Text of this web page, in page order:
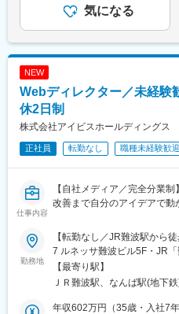
気になる
NEW
Webディレクター／未経験
休2日制
株式会社アイビスホールディングス
正社員 転勤なし 職種未経験歓迎
仕事内容
【自社メディア／完全分業
改善まで自分のアイデアで動
勤務地
【転勤なし／JR難波駅から
7 ルネッサ難波ビル5F・JR
んば駅」32番出口より徒歩
ら引越しを検討されている
【最寄り駅】
ＪＲ難波駅、なんば駅(地下
年収602万円（35歳・入社7